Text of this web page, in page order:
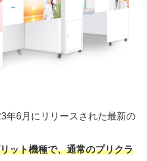
年6月にリリースされた最新の
ット機種で、通常のプリクラ